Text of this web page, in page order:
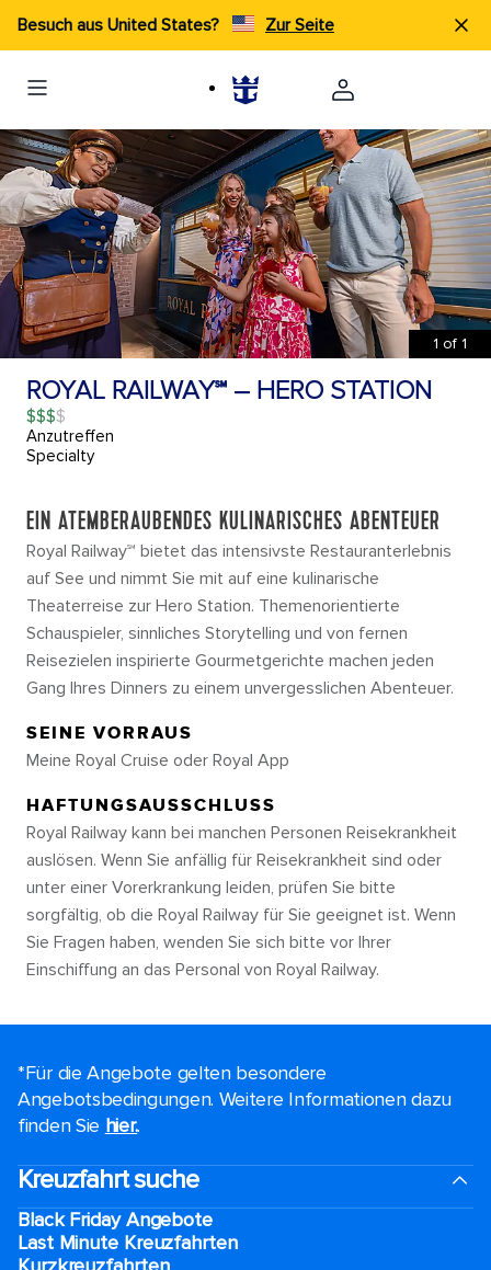
Besuch aus United States? Zur Seite
1 of 1
ROYAL RAILWAY℠ – HERO STATION
$$$
Anzutreffen
Specialty
EIN ATEMBERAUBENDES KULINARISCHES ABENTEUER
Royal Railway℠ bietet das intensivste Restauranterlebnis
auf See und nimmt Sie mit auf eine kulinarische
Theaterreise zur Hero Station. Themenorientierte
Schauspieler, sinnliches Storytelling und von fernen
Reisezielen inspirierte Gourmetgerichte machen jeden
Gang Ihres Dinners zu einem unvergesslichen Abenteuer.
SEINE VORRAUS
Meine Royal Cruise oder Royal App
HAFTUNGSAUSSCHLUSS
Royal Railway kann bei manchen Personen Reisekrankheit
auslösen. Wenn Sie anfällig für Reisekrankheit sind oder
unter einer Vorerkrankung leiden, prüfen Sie bitte
sorgfältig, ob die Royal Railway für Sie geeignet ist. Wenn
Sie Fragen haben, wenden Sie sich bitte vor Ihrer
Einschiffung an das Personal von Royal Railway.
*Für die Angebote gelten besondere
Angebotsbedingungen. Weitere Informationen dazu
finden Sie hier..
Kreuzfahrt suche
Black Friday Angebote
Last Minute Kreuzfahrten